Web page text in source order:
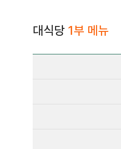
대식당 1부 메뉴